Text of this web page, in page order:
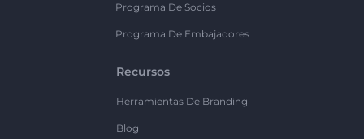
Programa De Socios
Programa De Embajadores
Recursos
Herramientas De Branding
Blog